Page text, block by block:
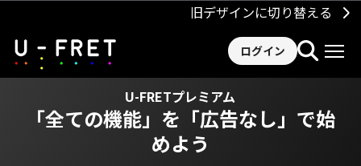
旧デザインに切り替える
ログイン
U-FRETプレミアム
「全ての機能」を 「広告なし」で始
めよう